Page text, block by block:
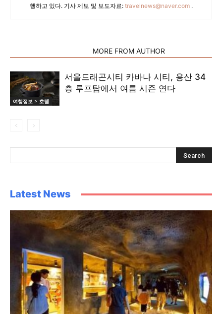
행하고 있다. 기사 제보 및 보도자료: travelnews@naver.com.
MORE FROM AUTHOR
여행정보 > 호텔
서울드래곤시티 카바나 시티, 용산 34
층 루프탑에서 여름 시즌 연다
Latest News